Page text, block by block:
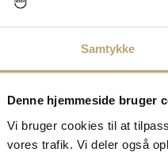
Samtykke
Denne hjemmeside bruger
Vi bruger cookies til at
vores trafik. Vi deler også